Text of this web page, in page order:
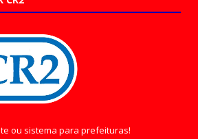
ou sistema para prefeituras!